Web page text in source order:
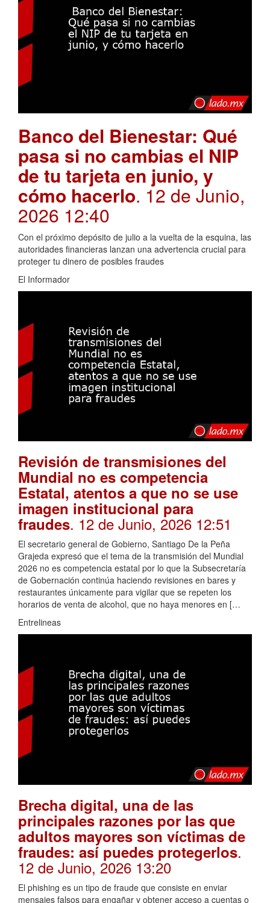
Banco del Bienestar: Qué
pasa si no cambias el NIP
de tu tarjeta en junio, y
cómo hacerlo. 12 de Junio,
2026 12:40
Con el próximo depósito de julio a la vuelta de la esquina, las
autoridades financieras lanzan una advertencia crucial para
proteger tu dinero de posibles fraudes
El Informador
Revisión de transmisiones del
Mundial no es competencia
Estatal, atentos a que no se use
imagen institucional para
fraudes. 12 de Junio, 2026 12:51
El secretario general de Gobierno, Santiago De la Peña
Grajeda expresó que el tema de la transmisión del Mundial
2026 no es competencia estatal por lo que la Subsecretaría
de Gobernación continúa haciendo revisiones en bares y
restaurantes únicamente para vigilar que se repeten los
horarios de venta de alcohol, que no haya menores en […
Entrelineas
Brecha digital, una de las
principales razones por las que
adultos mayores son víctimas de
fraudes: así puedes protegerlos.
12 de Junio, 2026 13:20
El phishing es un tipo de fraude que consiste en enviar
mensajes falsos para engañar y obtener acceso a cuentas o